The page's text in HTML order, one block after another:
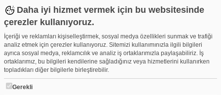
Daha iyi hizmet vermek için bu websitesinde
çerezler kullanıyoruz.
İçeriği ve reklamları kişiselleştirmek, sosyal medya özellikleri sunmak ve trafiği
analiz etmek için çerezler kullanıyoruz. Sitemizi kullanımınızla ilgili bilgileri
ayrıca sosyal medya, reklamcılık ve analiz iş ortaklarımızla paylaşabiliriz. İş
ortaklarımız, bu bilgileri kendilerine sağladığınız veya hizmetlerini kullanırken
topladıkları diğer bilgilerle birleştirebilir.
Gerekli